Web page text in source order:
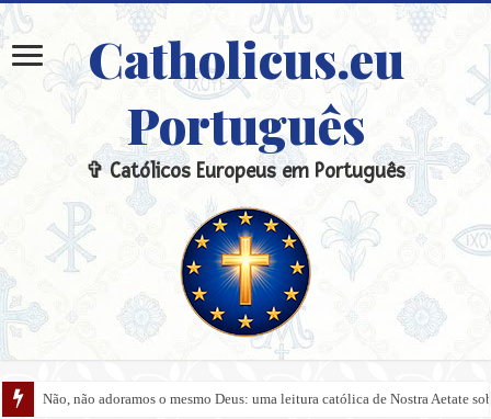
Catholicus.eu
Português
✞ Católicos Europeus em Português
Não, não adoramos o mesmo Deus: uma leitura católica de Nostra Aetate